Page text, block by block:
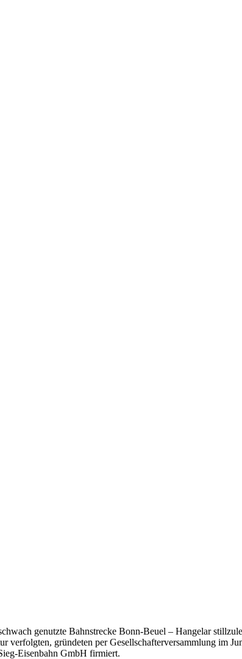
genutzte Bahnstrecke Bonn-Beuel – Hangelar
gründeten per Gesellschafterversammlung im
Eisenbahn GmbH firmiert.